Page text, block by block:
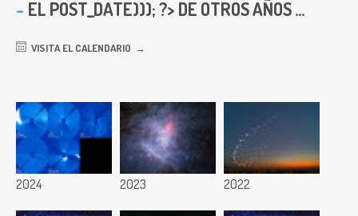
EL POST_DATE))); ?> DE OTROS AÑOS ...
VISITA EL CALENDARIO
2024 2023 2022